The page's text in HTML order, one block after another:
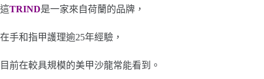
這TRIND是一家來自荷蘭的品牌，
在手和指甲護理逾25年經驗，
目前在較具規模的美甲沙龍常能看到。